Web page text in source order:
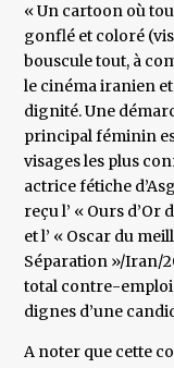
« Un cartoon où
gonflé et coloré
bouscule tout, à
le cinéma iranien
dignité. Une
principal féminin
visages les plus
actrice fétiche
reçu l’ « Ours d’Or
et l’ « Oscar du
Séparation »/Iran/
total contre-
dignes d’une
A noter que cette